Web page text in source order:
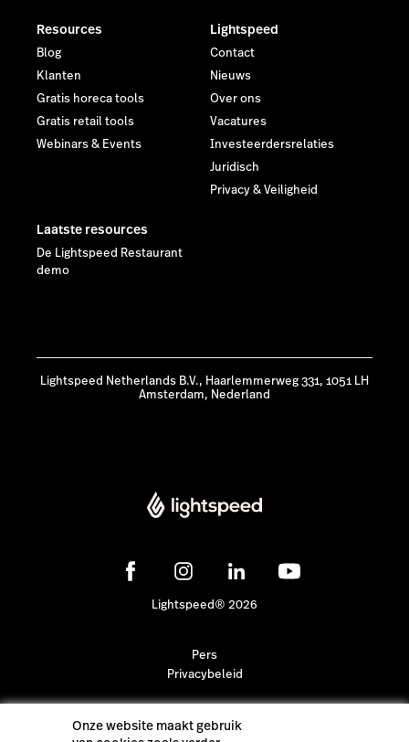
Resources
Blog
Klanten
Gratis horeca tools
Gratis retail tools
Webinars & Events
Lightspeed
Contact
Nieuws
Over ons
Vacatures
Investeerdersrelaties
Juridisch
Privacy & Veiligheid
Laatste resources
De Lightspeed Restaurant
demo
Lightspeed Netherlands B.V., Haarlemmerweg 331, 1051 LH
Amsterdam, Nederland
Lightspeed® 2026
Pers
Privacybeleid
Onze website maakt gebruik